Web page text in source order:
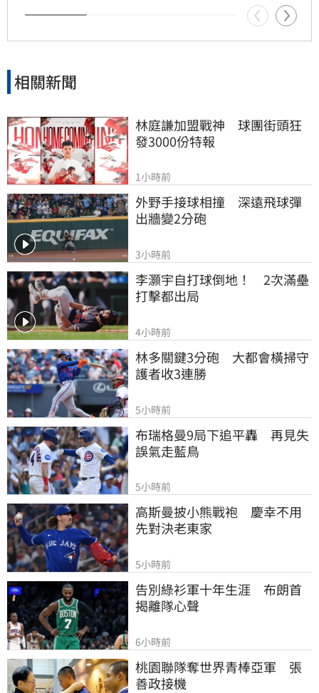
也再度引發大眾對於資深藝人權益與工會運作透
明度的廣泛討論與高度關注。
相關新聞
林庭謙加盟戰神　球團街頭狂
發3000份特報
1小時前
外野手接球相撞　深遠飛球彈
出牆變2分砲
3小時前
李灝宇自打球倒地！　2次滿壘
打擊都出局
4小時前
林多關鍵3分砲　大都會橫掃守
護者收3連勝
5小時前
布瑞格曼9局下追平轟　再見失
誤氣走藍鳥
5小時前
高斯曼披小熊戰袍　慶幸不用
先對決老東家
5小時前
告別綠衫軍十年生涯　布朗首
揭離隊心聲
6小時前
桃園聯隊奪世界青棒亞軍　張
善政接機